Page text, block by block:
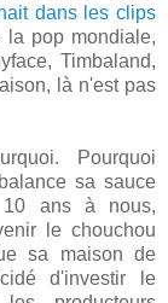
dans les clips
pop mondiale,
Timbaland,
là n'est pas
Pourquoi
sa sauce
10 ans à nous,
le chouchou
sa maison de
d'investir le